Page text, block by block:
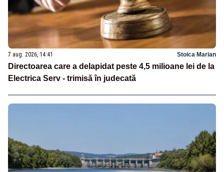
7 aug. 2026, 14:41 Stoica Marian
Directoarea care a delapidat peste 4,5 milioane lei de la
Electrica Serv - trimisă în judecată